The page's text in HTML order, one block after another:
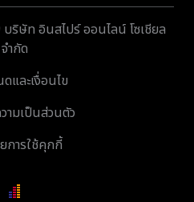
ษัท อินสไปร์ ออนไลน์ โซเชียล
จำกัด
และเงื่อนไข
ามเป็นส่วนตัว
การใช้คุกกี้